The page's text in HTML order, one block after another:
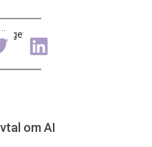
om AI